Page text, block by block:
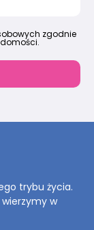
zgodnie
trybu życia.
w